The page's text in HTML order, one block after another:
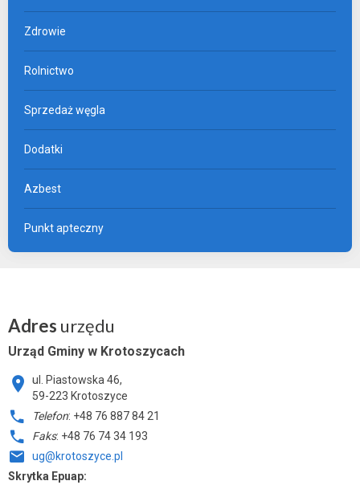
Zdrowie
Rolnictwo
Sprzedaż węgla
Dodatki
Azbest
Punkt apteczny
Adres urzędu
Urząd Gminy w Krotoszycach
ul. Piastowska 46,
59-223 Krotoszyce
Telefon: +48 76 887 84 21
Faks: +48 76 74 34 193
ug@krotoszyce.pl
Skrytka Epuap: